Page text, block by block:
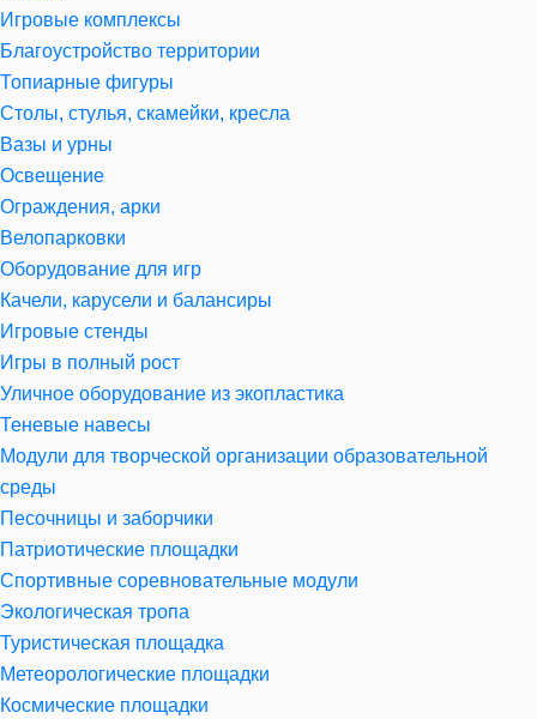
Игровые комплексы
Благоустройство территории
Топиарные фигуры
Столы, стулья, скамейки, кресла
Вазы и урны
Освещение
Ограждения, арки
Велопарковки
Оборудование для игр
Качели, карусели и балансиры
Игровые стенды
Игры в полный рост
Уличное оборудование из экопластика
Теневые навесы
Модули для творческой организации образовательной
среды
Песочницы и заборчики
Патриотические площадки
Спортивные соревновательные модули
Экологическая тропа
Туристическая площадка
Метеорологические площадки
Космические площадки